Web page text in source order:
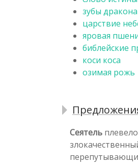
зубы дракона
царствие
яровая
библейские
коси коса
озимая рожь
Сеятель